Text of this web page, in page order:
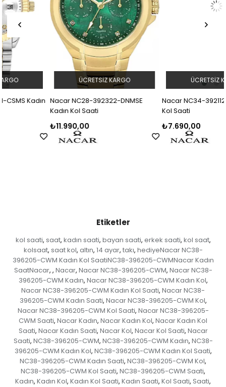
Nacar NC28-392322-DNMSE
Kadın Kol Saati
ÜCRETSIZ KARGO
Nacar NC34-3921125-CSM Kadın
ÜCRETSIZ KARGO
Etiketler
kol saati, saat, kadın saati, bayan saati, erkek saati, kol saat,
kolsaat, saat kol, altın, 14 ayar, takı, hediyeNacar NC38-
396205-CWM Kadın Kol SaatiNC38-396205-CWMNacar Kadın
SaatNacar, , Nacar, Nacar NC38-396205-CWM, Nacar NC38-
396205-CWM Kadın, Nacar NC38-396205-CWM Kadın Kol,
Nacar NC38-396205-CWM Kadın Kol Saati, Nacar NC38-
396205-CWM Kadın Saati, Nacar NC38-396205-CWM Kol,
Nacar NC38-396205-CWM Kol Saati, Nacar NC38-396205-
CWM Saati, Nacar Kadın, Nacar Kadın Kol, Nacar Kadın Kol
Saati, Nacar Kadın Saati, Nacar Kol, Nacar Kol Saati, Nacar
Saati, NC38-396205-CWM, NC38-396205-CWM Kadın, NC38-
396205-CWM Kadın Kol, NC38-396205-CWM Kadın Kol Saati,
NC38-396205-CWM Kadın Saati, NC38-396205-CWM Kol,
NC38-396205-CWM Kol Saati, NC38-396205-CWM Saati,
Kadın, Kadın Kol, Kadın Kol Saati, Kadın Saati, Kol Saati, Saati,